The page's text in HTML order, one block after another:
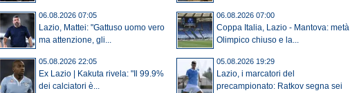
06.08.2026 07:05
Lazio, Mattei: "Gattuso uomo vero
ma attenzione, gli...
06.08.2026 07:00
Coppa Italia, Lazio - Mantova: metà
Olimpico chiuso e la...
05.08.2026 22:05
Ex Lazio | Kakuta rivela: "Il 99.9%
dei calciatori è...
05.08.2026 19:29
Lazio, i marcatori del
precampionato: Ratkov segna sei